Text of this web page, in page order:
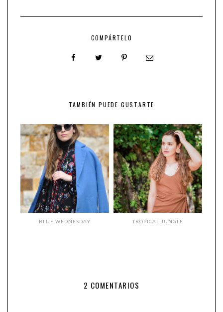
COMPÁRTELO
TAMBIÉN PUEDE GUSTARTE
BLUE WEDNESDAY TROPICAL JUNGLE
2 COMENTARIOS